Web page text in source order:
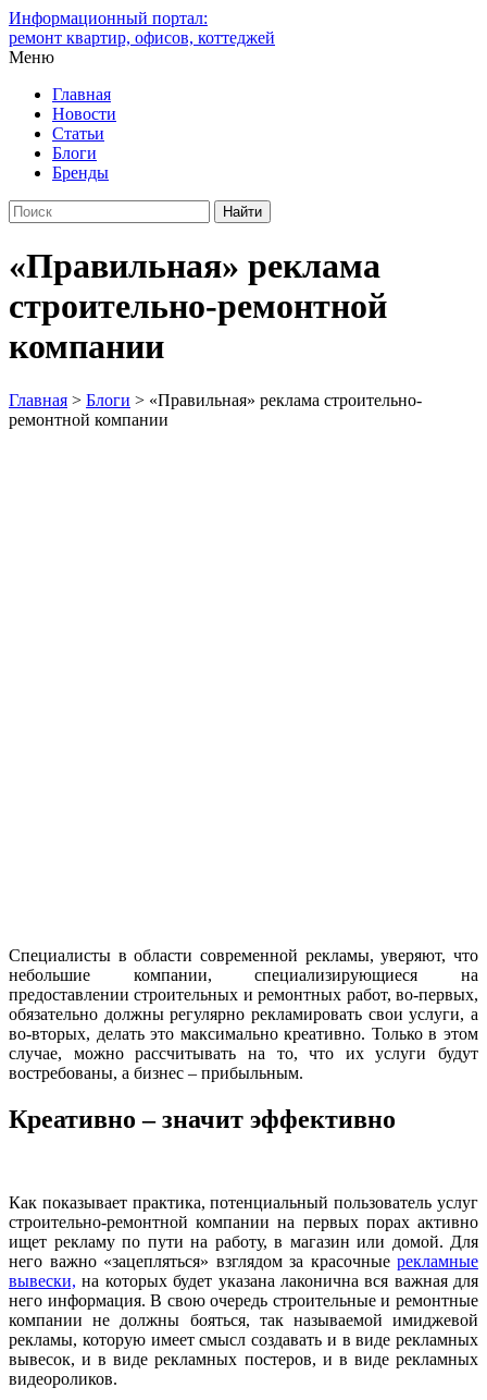
Информационный портал:
ремонт квартир, офисов, коттеджей
Меню
Главная
Новости
Статьи
Блоги
Бренды
«Правильная» реклама
строительно-ремонтной
компании
Главная > Блоги > «Правильная» реклама строительно-
ремонтной компании
Специалисты в области современной рекламы, уверяют, что
небольшие компании, специализирующиеся на
предоставлении строительных и ремонтных работ, во-первых,
обязательно должны регулярно рекламировать свои услуги, а
во-вторых, делать это максимально креативно. Только в этом
случае, можно рассчитывать на то, что их услуги будут
востребованы, а бизнес – прибыльным.
Креативно – значит эффективно
Как показывает практика, потенциальный пользователь услуг
строительно-ремонтной компании на первых порах активно
ищет рекламу по пути на работу, в магазин или домой. Для
него важно «зацепляться» взглядом за красочные рекламные
вывески, на которых будет указана лаконична вся важная для
него информация. В свою очередь строительные и ремонтные
компании не должны бояться, так называемой имиджевой
рекламы, которую имеет смысл создавать и в виде рекламных
вывесок, и в виде рекламных постеров, и в виде рекламных
видеороликов.